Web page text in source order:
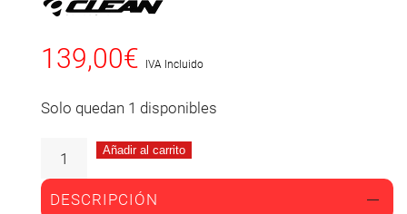
139,00€ IVA Incluido
Solo quedan 1 disponibles
Añadir al carrito
DESCRIPCIÓN